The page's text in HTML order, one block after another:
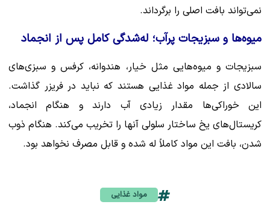
نمی‌تواند بافت اصلی را برگرداند.
میوه‌ها و سبزیجات پرآب؛ له‌شدگی کامل پس از انجماد
سبزیجات و میوه‌هایی مثل خیار، هندوانه، کرفس و سبزی‌های
سالادی از جمله مواد غذایی هستند که نباید در فریزر گذاشت.
این خوراکی‌ها مقدار زیادی آب دارند و هنگام انجماد،
کریستال‌های یخ ساختار سلولی آنها را تخریب می‌کند. هنگام ذوب
شدن، بافت این مواد کاملاً له شده و قابل مصرف نخواهد بود.
مواد غذایی